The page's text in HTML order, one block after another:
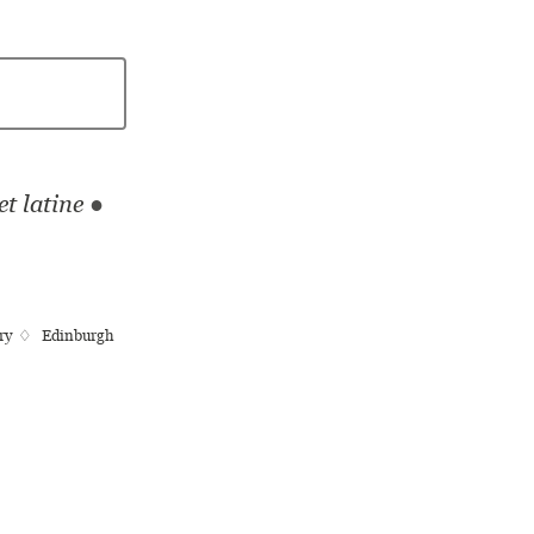
latine ●
♢ Edinburgh